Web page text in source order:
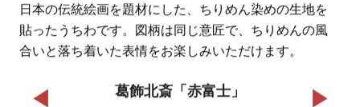
日本の伝統絵画を題材にした、ちりめん染めの生地を
貼ったうちわです。図柄は同じ意匠で、ちりめんの風
合いと落ち着いた表情をお楽しみいただけます。
葛飾北斎「赤富士」
◀ ▶